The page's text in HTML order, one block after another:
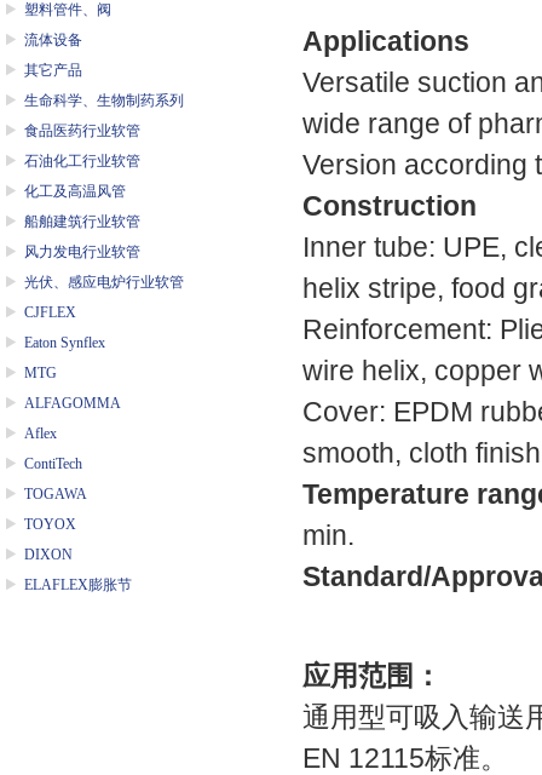
塑料管件、阀
流体设备
其它产品
生命科学、生物制药系列
食品医药行业软管
石油化工行业软管
化工及高温风管
船舶建筑行业软管
风力发电行业软管
光伏、感应电炉行业软管
CJFLEX
Eaton Synflex
MTG
ALFAGOMMA
Aflex
ContiTech
TOGAWA
TOYOX
DIXON
ELAFLEX膨胀节
Applications
Versatile suction
wide range of
Version according
Construction
Inner tube: UPE,
helix stripe, food
Reinforcement:
wire helix, copper
Cover: EPDM
smooth, cloth
Temperature
min.
Standard/
应用范围：
通用型可吸入输送
EN 12115标准。